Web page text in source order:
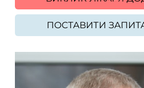
ПОСТАВИТИ